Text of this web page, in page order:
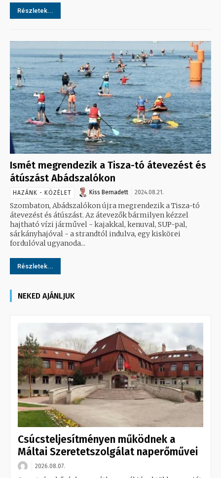
Részletek...
Ismét megrendezik a Tisza-tó átevezést és
átúszást Abádszalókon
HAZÁNK - KÖZÉLET Kiss Bernadett 2024.08.21.
Szombaton, Abádszalókon újra megrendezik a Tisza-tó
átevezést és átúszást. Az átevezők bármilyen kézzel
hajtható vízi járművel - kajakkal, kenuval, SUP-pal,
sárkányhajóval - a strandtól indulva, egy kiskörei
fordulóval ugyanoda...
Részletek...
NEKED AJÁNLJUK
Csúcsteljesítményen működnek a
Máltai Szeretetszolgálat naperőművei
2026.08.07.